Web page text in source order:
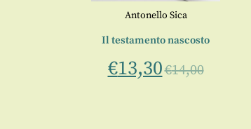
Antonello Sica
Il testamento nascosto
€13,30€14,00